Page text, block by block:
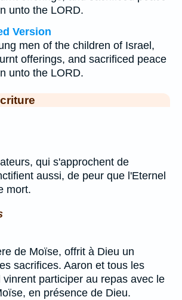
unto the LORD.
Version
men of the children of Israel,
offerings, and sacrificed peace
unto the LORD.
qui s'approchent de
aussi, de peur que l'Eternel
mort.
de Moïse, offrit à Dieu un
sacrifices. Aaron et tous les
vinrent participer au repas avec le
en présence de Dieu.